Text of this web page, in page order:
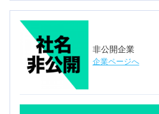
非公開企業
企業ページへ